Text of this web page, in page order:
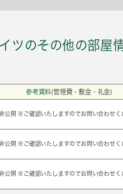
ツのその他の部屋
参考賃料(管理費・敷金・礼金)
公開 ※ご確認いたしますのでお問い合わせく
公開 ※ご確認いたしますのでお問い合わせく
公開 ※ご確認いたしますのでお問い合わせく